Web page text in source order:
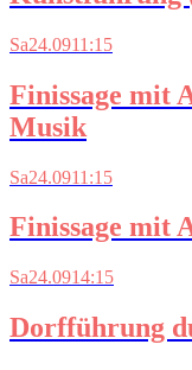
Sa24.0911:15
Finissage mit
Musik
Sa24.0911:15
Finissage mit
Sa24.0914:15
Dorfführung